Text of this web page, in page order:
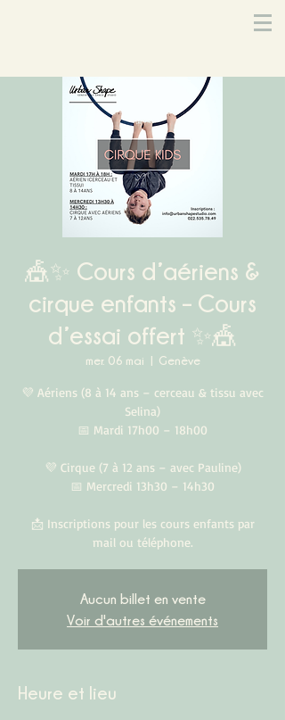
🎪✨ Cours d’aériens &
cirque enfants – Cours
d’essai offert ✨🎪
mer. 06 mai
  |
Genève
💜 Aériens (8 à 14 ans – cerceau & tissu avec
Selina)
📅 Mardi 17h00 – 18h00
💜 Cirque (7 à 12 ans – avec Pauline)
📅 Mercredi 13h30 – 14h30
📩 Inscriptions pour les cours enfants par
mail ou téléphone.
Aucun billet en vente
Voir d'autres événements
Heure et lieu